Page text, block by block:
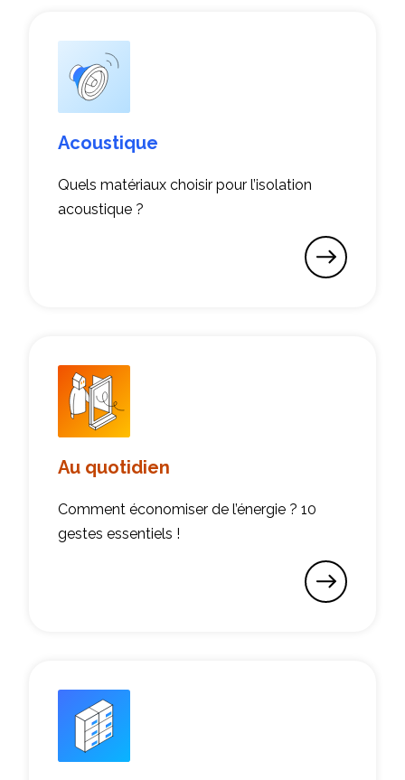
Acoustique
Quels matériaux choisir pour l’isolation
acoustique ?
Au quotidien
Comment économiser de l’énergie ? 10
gestes essentiels !